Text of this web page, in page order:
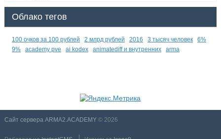
Облако тегов
100 очков за 100 рублей 2 млрд рублей 2016 3 тысяч человек
6%
9%
academy pve ai kodex animatediff и внутренних arma
Сайт сервера ARMA2.ACADEMY© 2026